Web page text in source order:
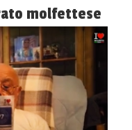
molfettese